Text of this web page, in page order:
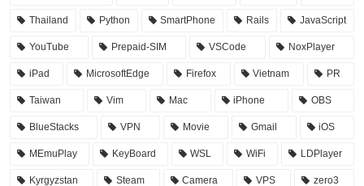
Thailand Python SmartPhone Rails JavaScript
YouTube Prepaid-SIM VSCode NoxPlayer
iPad MicrosoftEdge Firefox Vietnam PR
Taiwan Vim Mac iPhone OBS
BlueStacks VPN Movie Gmail iOS
MEmuPlay KeyBoard WSL WiFi LDPlayer
Kyrgyzstan Steam Camera VPS zero3